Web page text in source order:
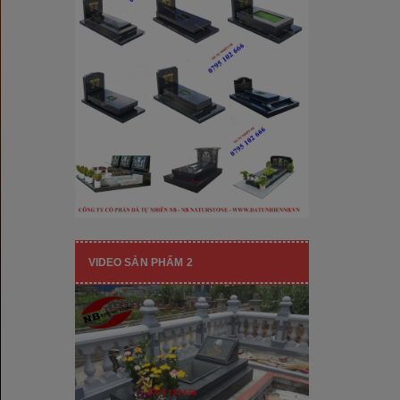
hạng mục nhận diện thương hiệu, nó
VIDEO SẢN PHẨM 2